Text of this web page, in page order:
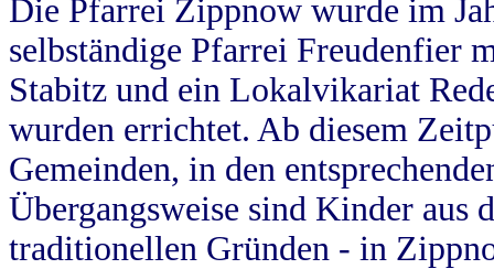
Die Pfarrei Zippnow wurde im
selbständige Pfarrei Freudenfier
Stabitz und ein Lokalvikariat
wurden errichtet. Ab diesem
Gemeinden, in den
Übergangsweise sind Kinder aus
traditionellen Gründen - in